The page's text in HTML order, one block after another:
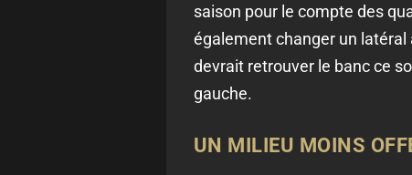
saison pour le compte des
également changer un latéral
devrait retrouver le banc ce
gauche.
UN MILIEU MOINS